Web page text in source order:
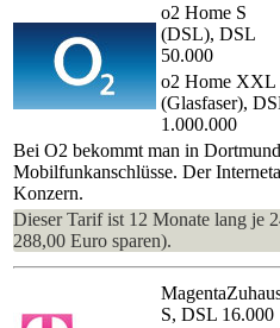
o2 Home S
(DSL), DSL
50.000
o2 Home XXL
(Glasfaser),
1.000.000
Bei O2 bekommt man in
Mobilfunkanschlüsse. Der
Konzern.
Dieser Tarif ist 12 Monate lang je
288,00 Euro sparen).
S, DSL 16.000